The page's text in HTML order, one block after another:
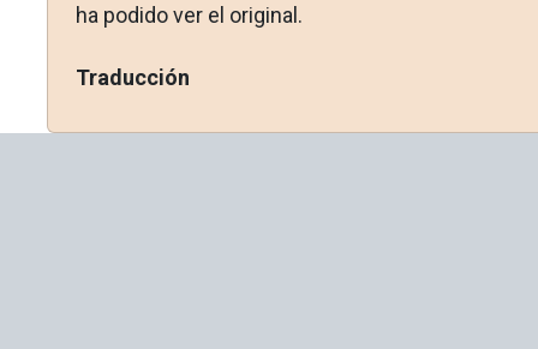
ha podido ver el original.
Traducción